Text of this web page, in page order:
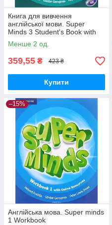
Книга для вивчення
англійської мови. Super
Minds 3 Student's Book with
DVD-ROM
Менше 2 од.
359,55 ₴ 423 ₴
Купити
–15%
Англійська мова. Super minds
1 Workbook